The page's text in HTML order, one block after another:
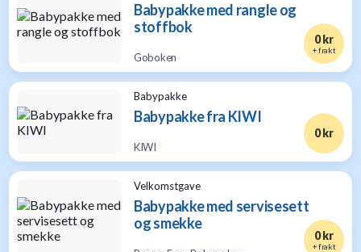
Babypakke med rangle og
stoffbok
Goboken
0 kr
+ frakt
Babypakke
Babypakke fra KIWI
KIWI
0 kr
Velkomstgave
Babypakke med servisesett
og smekke
0 kr
+ frakt